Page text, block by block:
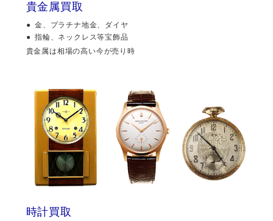
貴金属買取
金、プラチナ地金、ダイヤ
指輪、ネックレス等宝飾品
貴金属は相場の高い今が売り時
時計買取